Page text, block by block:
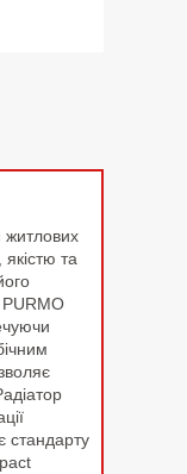
житлових
та
стандарту